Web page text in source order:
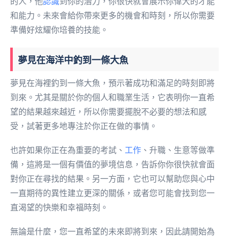
和能力。未來會給你帶來更多的機會和時刻，所以你需要
準備好炫耀你培養的技能。
夢見在海洋中釣到一條大魚
夢見在海裡釣到一條大魚，預示著成功和滿足的時刻即將
到來。尤其是關於你的個人和職業生活，它表明你一直希
望的結果越來越近，所以你需要擺脫不必要的想法和感
受，試著更多地專注於你正在做的事情。
也許如果你正在為重要的考試、 工作 、升職、生意等做準
備，這將是一個有價值的夢境信息，告訴你你很快就會面
對你正在尋找的結果。另一方面，它也可以幫助您與心中
一直期待的異性建立更深的關係，或者您可能會找到您一
直渴望的快樂和幸福時刻。
無論是什麼，您一直希望的未來即將到來，因此請開始為